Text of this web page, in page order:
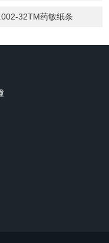
32TM药敏纸条